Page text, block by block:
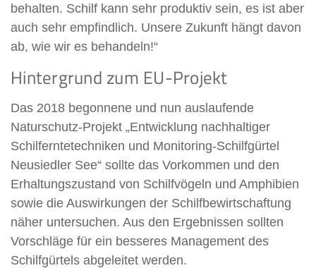
behalten. Schilf kann sehr produktiv sein, es ist aber
auch sehr empfindlich. Unsere Zukunft hängt davon
ab, wie wir es behandeln!“
Hintergrund zum EU-Projekt
Das 2018 begonnene und nun auslaufende
Naturschutz-Projekt „Entwicklung nachhaltiger
Schilferntetechniken und Monitoring-Schilfgürtel
Neusiedler See“ sollte das Vorkommen und den
Erhaltungszustand von Schilfvögeln und Amphibien
sowie die Auswirkungen der Schilfbewirtschaftung
näher untersuchen. Aus den Ergebnissen sollten
Vorschläge für ein besseres Management des
Schilfgürtels abgeleitet werden.